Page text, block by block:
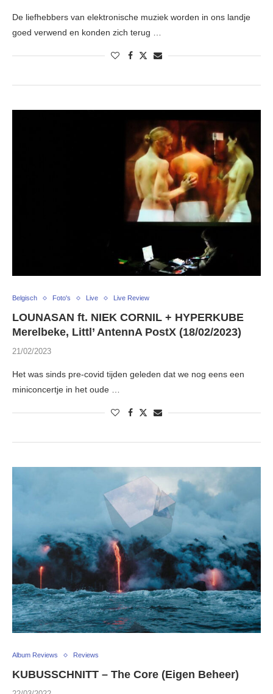
De liefhebbers van elektronische muziek worden in ons landje
goed verwend en konden zich terug …
Belgisch Foto's Live Live Review
LOUNASAN ft. NIEK CORNIL + HYPERKUBE
Merelbeke, Littl’ AntennA PostX (18/02/2023)
21/02/2023
Het was sinds pre-covid tijden geleden dat we nog eens een
miniconcertje in het oude …
Album Reviews Reviews
KUBUSSCHNITT – The Core (Eigen Beheer)